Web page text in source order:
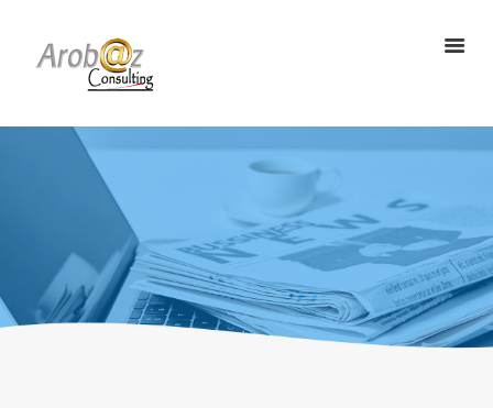
ArobazConsulting
Guadeloupe
ACCUEIL
NOS SOLUTIONS
RÉALISATIONS
L’AGENCE
LE BLOG